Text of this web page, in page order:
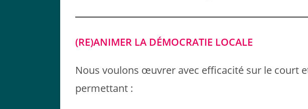
(RE)ANIMER LA DÉMOCRATIE LOCALE
Nous voulons œuvrer avec efficacité sur le court
permettant :